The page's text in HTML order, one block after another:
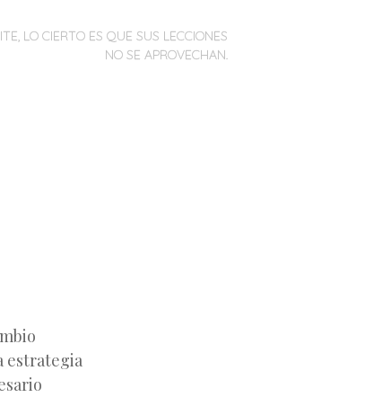
LO CIERTO ES QUE SUS LECCIONES
NO SE APROVECHAN.
estrategia